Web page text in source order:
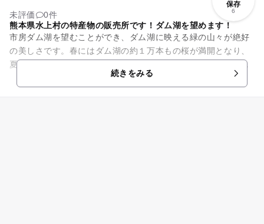
保存
6
未評価
0件
熊本県水上村の特産物の販売所です！ダム湖を望めます！
市房ダム湖を望むことができ、ダム湖に映える緑の山々が絶好
の美しさです。春にはダム湖の約１万本もの桜が満開となり、
夏には新緑、秋は紅葉、そして冬は雪景色と、訪れるたびに四
季折々の姿を楽しむことがで...続きをみる